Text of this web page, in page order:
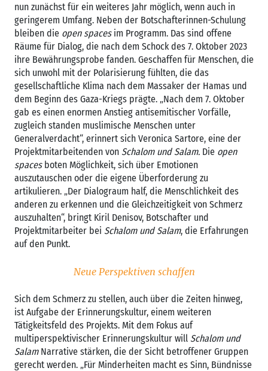
nun zunächst für ein weiteres Jahr möglich, wenn auch in
geringerem Umfang. Neben der Botschafterinnen-Schulung
bleiben die open spacesim Programm. Das sind offene
Räume für Dialog, die nach dem Schock des 7. Oktober 2023
ihre Bewährungsprobe fanden. Geschaffen für Menschen, die
sich unwohl mit der Polarisierung fühlten, die das
gesellschaftliche Klima nach dem Massaker der Hamas und
dem Beginn des Gaza-Kriegs prägte. „Nach dem 7. Oktober
gab es einen enormen Anstieg antisemitischer Vorfälle,
zugleich standen muslimische Menschen unter
Generalverdacht“, erinnert sich Veronica Sartore, eine der
Projektmitarbeitenden von Schalom und Salam. Die open
spacesboten Möglichkeit, sich über Emotionen
auszutauschen oder die eigene Überforderung zu
artikulieren. „Der Dialograum half, die Menschlichkeit des
anderen zu erkennen und die Gleichzeitigkeit von Schmerz
auszuhalten“, bringt Kiril Denisov, Botschafter und
Projektmitarbeiter bei Schalom und Salam, die Erfahrungen
auf den Punkt.
Neue Perspektiven schaffen
Sich dem Schmerz zu stellen, auch über die Zeiten hinweg,
ist Aufgabe der Erinnerungskultur, einem weiteren
Tätigkeitsfeld des Projekts. Mit dem Fokus auf
multiperspektivischer Erinnerungskultur will Schalom und
SalamNarrative stärken, die der Sicht betroffener Gruppen
gerecht werden. „Für Minderheiten macht es Sinn, Bündnisse